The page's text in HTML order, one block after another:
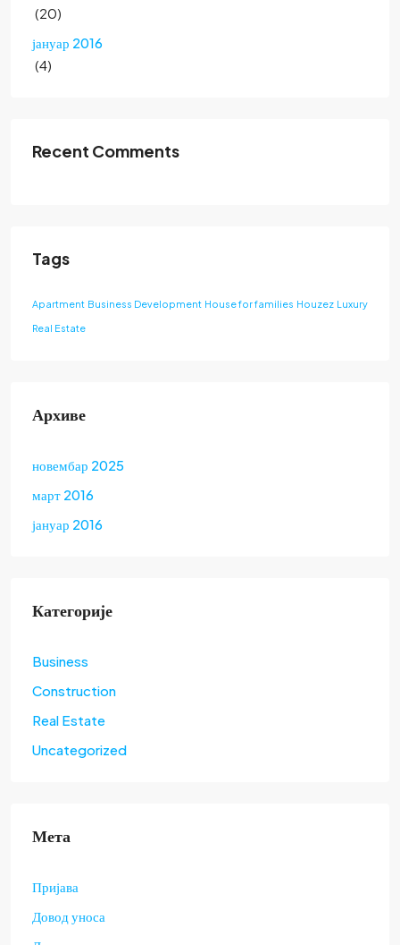
(20)
јануар 2016
(4)
Recent Comments
Tags
Apartment Business Development House for families Houzez Luxury
Real Estate
Архиве
новембар 2025
март 2016
јануар 2016
Категорије
Business
Construction
Real Estate
Uncategorized
Мета
Пријава
Довод уноса